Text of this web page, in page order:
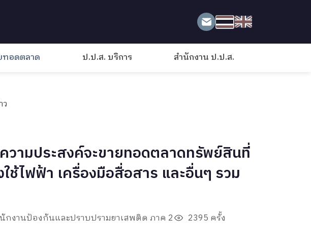
ทอดตลาด ป.ป.ส. บริการ สำนักงาน ป.ป.ส.
ามประสงค์จะขายทอดตลาดทรัพย์สินที่
ช้ไฟฟ้า เครื่องมือสื่อสาร และอื่นๆ รวม
กงานป้องกันและปราบปรามยาเสพติด ภาค 2
2395 ครั้ง